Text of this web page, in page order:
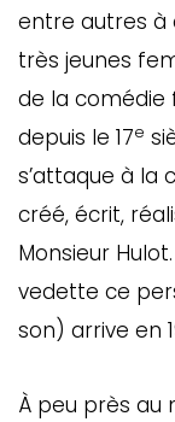
entre autres à
très jeunes
de la comédie
depuis le 17e
s’attaque à la
créé, écrit,
Monsieur
vedette ce
son) arrive en
À peu près au